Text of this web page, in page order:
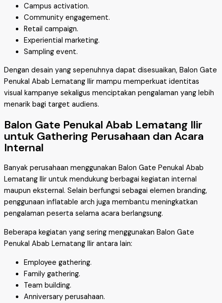
Campus activation.
Community engagement.
Retail campaign.
Experiential marketing.
Sampling event.
Dengan desain yang sepenuhnya dapat disesuaikan, Balon Gate
Penukal Abab Lematang Ilir mampu memperkuat identitas
visual kampanye sekaligus menciptakan pengalaman yang lebih
menarik bagi target audiens.
Balon Gate Penukal Abab Lematang Ilir
untuk Gathering Perusahaan dan Acara
Internal
Banyak perusahaan menggunakan Balon Gate Penukal Abab
Lematang Ilir untuk mendukung berbagai kegiatan internal
maupun eksternal. Selain berfungsi sebagai elemen branding,
penggunaan inflatable arch juga membantu meningkatkan
pengalaman peserta selama acara berlangsung.
Beberapa kegiatan yang sering menggunakan Balon Gate
Penukal Abab Lematang Ilir antara lain:
Employee gathering.
Family gathering.
Team building.
Anniversary perusahaan.